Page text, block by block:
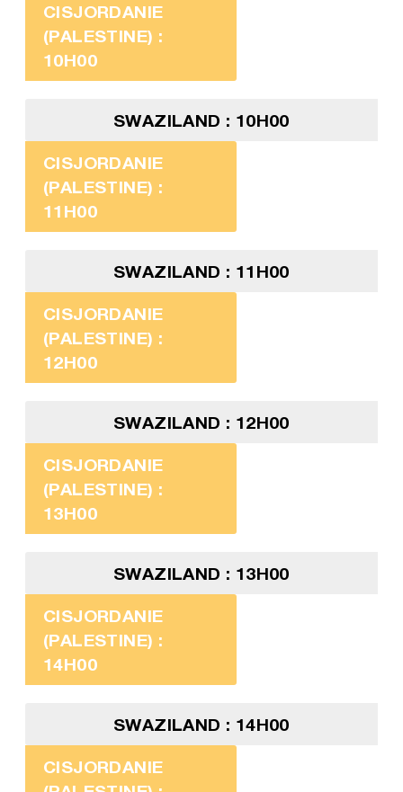
CISJORDANIE
(PALESTINE) :
10H00
SWAZILAND : 10H00
CISJORDANIE
(PALESTINE) :
11H00
SWAZILAND : 11H00
CISJORDANIE
(PALESTINE) :
12H00
SWAZILAND : 12H00
CISJORDANIE
(PALESTINE) :
13H00
SWAZILAND : 13H00
CISJORDANIE
(PALESTINE) :
14H00
SWAZILAND : 14H00
CISJORDANIE